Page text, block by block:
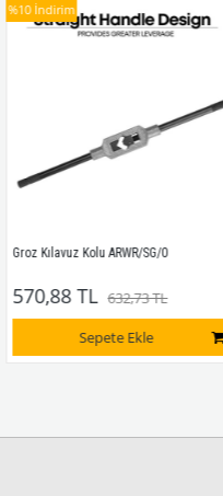
Groz Kılavuz Kolu ARWR/SG/0
570,88 TL 632,73 TL
Sepete Ekle
İndirim